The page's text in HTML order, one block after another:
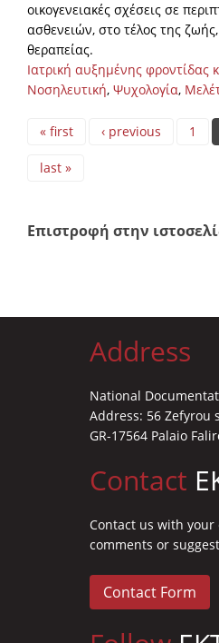
οικογενειακές σχέσεις σε
ασθενειών, στο τέλος της
θεραπείας.
Ιατρική αυξημένης φροντίδας
Νοσηλευτική, Ψυχολογία,
Pages
« first ‹ previous 1
last »
Επιστροφή στην
Address
National
Address: 56 Zefyrou
GR-17564 Palaio
Contact
Contact us with your
comments or
Contact Form